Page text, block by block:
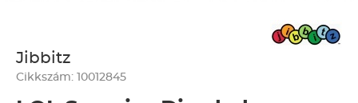
Jibbitz
Cikkszám: 10012845